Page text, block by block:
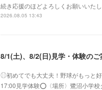
続き応援のほどよろしくお願いいた
2026.08.05 13:43
8/1(土)、8/2(日)見学・体験のご
⚾︎初めてでも大丈夫！野球がもっと
17:00見学体験⭕️〈場所〉鷺沼小学